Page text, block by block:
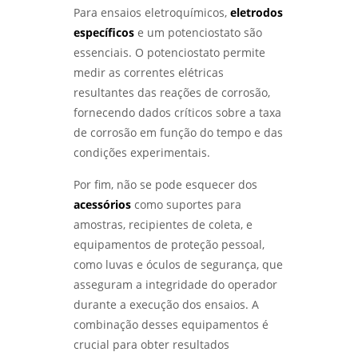
COMO GARANTIR A QUALIDADE E SEGURANÇA
DOS MATERIAIS - LABMETAL
LABORATÓRIO DE ENSAIOS: COMO ESCOLHER
TESTES E ANÁLISES - LABMETAL
COMO REALIZAR ANÁLISE DE FALHAS EM
ROLAMENTOS EM SÃO PAULO COM EFICÁCIA -
LABMETAL
COMO REALIZAR UMA ANÁLISE DE FALHAS EM
ENGRENAGENS EM SP PARA OTIMIZAR A
MANUTENÇÃO - LABMETAL
ANÁLISE DE FALHAS EM ROLAMENTOS EM SP:
DIAGNÓSTICO EFICIENTE PARA INDÚSTRIAS -
LABMETAL
COMO A ANÁLISE DE FALHAS PARA
MANUTENÇÃO EM SP PODE AUMENTAR A
Para ensaios eletroquímicos, eletrodos
específicose um potenciostato são
essenciais. O potenciostato permite
medir as correntes elétricas
resultantes das reações de corrosão,
fornecendo dados críticos sobre a taxa
de corrosão em função do tempo e das
condições experimentais.
Por fim, não se pode esquecer dos
acessórioscomo suportes para
amostras, recipientes de coleta, e
equipamentos de proteção pessoal,
como luvas e óculos de segurança, que
asseguram a integridade do operador
durante a execução dos ensaios. A
combinação desses equipamentos é
crucial para obter resultados